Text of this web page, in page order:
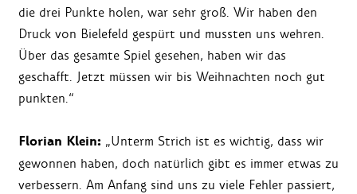
die drei Punkte holen, war sehr groß. Wir haben den
Druck von Bielefeld gespürt und mussten uns wehren.
Über das gesamte Spiel gesehen, haben wir das
geschafft. Jetzt müssen wir bis Weihnachten noch gut
punkten.“
Florian Klein: „Unterm Strich ist es wichtig, dass wir
gewonnen haben, doch natürlich gibt es immer etwas zu
verbessern. Am Anfang sind uns zu viele Fehler passiert,